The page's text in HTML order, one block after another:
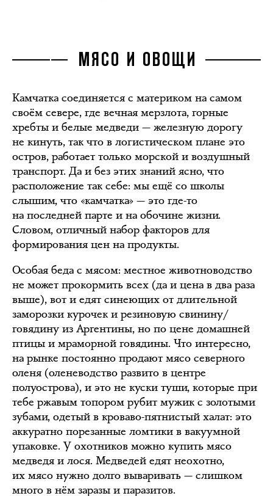
МЯСО И ОВОЩИ
Камчатка соединяется с материком на самом
своём севере, где вечная мерзлота, горные
хребты и белые медведи — железную дорогу
не кинуть, так что в логистическом плане это
остров, работает только морской и воздушный
транспорт. Да и без этих знаний ясно, что
расположение так себе: мы ещё со школы
слышим, что «камчатка» — это где-то
на последней парте и на обочине жизни.
Словом, отличный набор факторов для
формирования цен на продукты.
Особая беда с мясом: местное животноводство
не может прокормить всех (да и цена в два раза
выше), вот и едят синеющих от длительной
заморозки курочек и резиновую свинину/
говядину из Аргентины, но по цене домашней
птицы и мраморной говядины. Что интересно,
на рынке постоянно продают мясо северного
оленя (оленеводство развито в центре
полуострова), и это не куски туши, которые при
тебе ржавым топором рубит мужик с золотыми
зубами, одетый в кроваво-пятнистый халат: это
аккуратно порезанные ломтики в вакуумной
упаковке. У охотников можно купить мясо
медведя и лося. Медведей едят неохотно,
их мясо нужно долго вываривать — слишком
много в нём заразы и паразитов.